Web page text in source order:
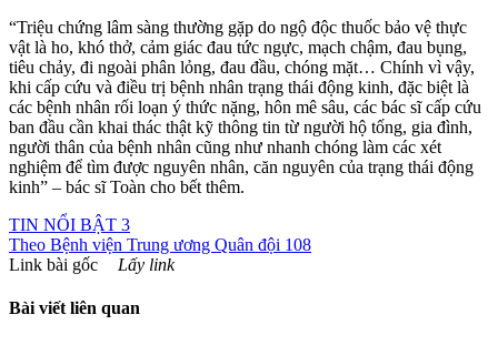
“Triệu chứng lâm sàng thường gặp do ngộ độc thuốc bảo vệ thực
vật là ho, khó thở, cảm giác đau tức ngực, mạch chậm, đau bụng,
tiêu chảy, đi ngoài phân lỏng, đau đầu, chóng mặt… Chính vì vậy,
khi cấp cứu và điều trị bệnh nhân trạng thái động kinh, đặc biệt là
các bệnh nhân rối loạn ý thức nặng, hôn mê sâu, các bác sĩ cấp cứu
ban đầu cần khai thác thật kỹ thông tin từ người hộ tống, gia đình,
người thân của bệnh nhân cũng như nhanh chóng làm các xét
nghiệm để tìm được nguyên nhân, căn nguyên của trạng thái động
kinh” – bác sĩ Toàn cho bết thêm.
TIN NỔI BẬT 3
Theo Bệnh viện Trung ương Quân đội 108
Link bài gốc
Lấy link
Bài viết liên quan